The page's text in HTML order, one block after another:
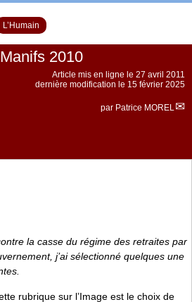
L’Humain
Manifs 2010
Article mis en ligne le 27 avril 2011
dernière modification le 15 février 2025
par Patrice MOREL
la casse du régime des retraites par
j’ai sélectionné quelques une
rubrique sur l’Image est le choix de